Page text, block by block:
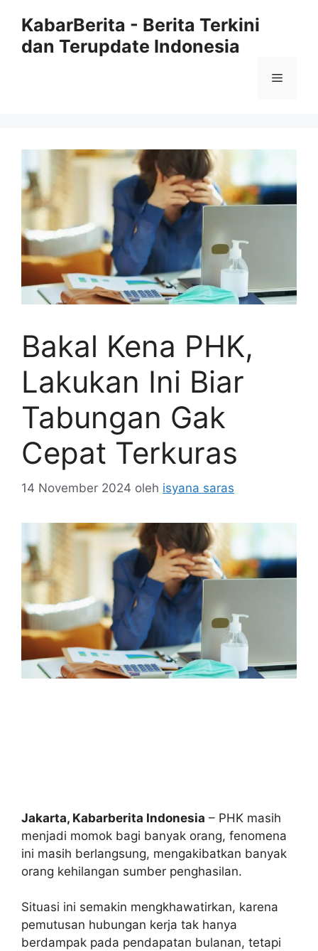
KabarBerita - Berita Terkini
dan Terupdate Indonesia
Menu
Bakal Kena PHK,
Lakukan Ini Biar
Tabungan Gak
Cepat Terkuras
14 November 2024 oleh isyana saras
Jakarta, Kabarberita Indonesia – PHK masih
menjadi momok bagi banyak orang, fenomena
ini masih berlangsung, mengakibatkan banyak
orang kehilangan sumber penghasilan.
Situasi ini semakin mengkhawatirkan, karena
pemutusan hubungan kerja tak hanya
berdampak pada pendapatan bulanan, tetapi